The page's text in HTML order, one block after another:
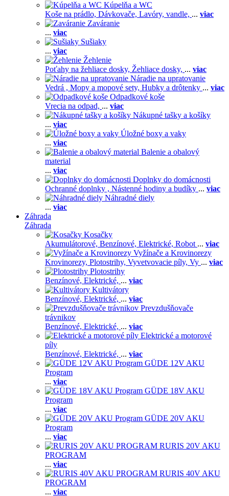
Kúpelňa a WC
Koše na prádlo, Dávkovače, Lavóry, vandle, ... viac
Zaváranie
... viac
Sušiaky
... viac
Žehlenie
Poťahy na žehliace dosky, Žehliace dosky, ... viac
Náradie na upratovanie
Vedrá , Mopy a mopové sety, Hubky a drôtenky ... viac
Odpadkové koše
Vrecia na odpad, ... viac
Nákupné tašky a košíky
... viac
Úložné boxy a vaky
... viac
Balenie a obalový
material
... viac
Doplnky do domácnosti
Ochranné doplnky , Nástenné hodiny a budíky ... viac
Náhradné diely
... viac
Záhrada
Záhrada
Kosačky
Akumulátorové, Benzínové, Elektrické, Robot ... viac
Vyžínače a Krovinorezy
Krovinorezy, Plotostrihy, Vyvetvovacie píly, Vy ... viac
Plotostrihy
Benzínové, Elektrické, ... viac
Kultivátory
Benzínové, Elektrické, ... viac
Prevzdušňovače
trávnikov
Benzínové, Elektrické, ... viac
Elektrické a motorové
píly
Benzínové, Elektrické, ... viac
GÜDE 12V AKU
Program
... viac
GÜDE 18V AKU
Program
... viac
GÜDE 20V AKU
Program
... viac
RURIS 20V AKU
PROGRAM
... viac
RURIS 40V AKU
PROGRAM
... viac